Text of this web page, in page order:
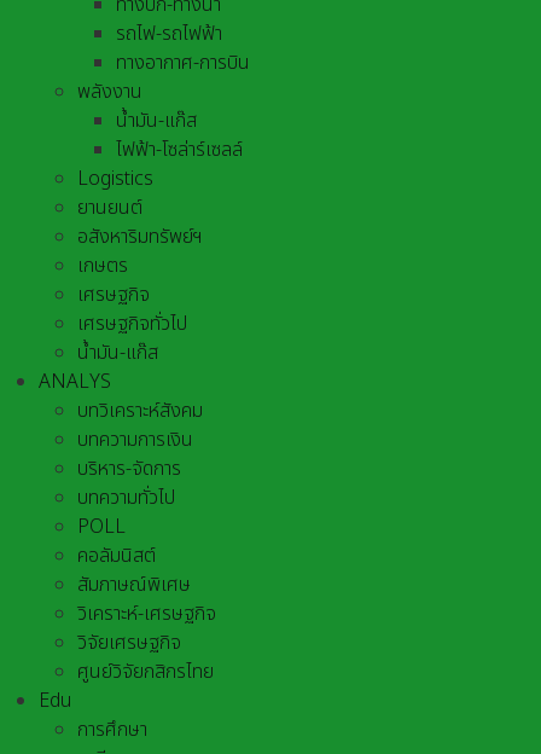
รถไฟ-รถไฟฟ้า
ทางอากาศ-การบิน
พลังงาน
น้ำมัน-แก๊ส
ไฟฟ้า-โซล่าร์เซลล์
Logistics
ยานยนต์
อสังหาริมทรัพย์ฯ
เกษตร
เศรษฐกิจ
เศรษฐกิจทั่วไป
น้ำมัน-แก๊ส
ANALYS
บทวิเคราะห์สังคม
บทความการเงิน
บริหาร-จัดการ
บทความทั่วไป
POLL
คอลัมนิสต์
สัมภาษณ์พิเศษ
วิเคราะห์-เศรษฐกิจ
วิจัยเศรษฐกิจ
ศูนย์วิจัยกสิกรไทย
Edu
การศึกษา